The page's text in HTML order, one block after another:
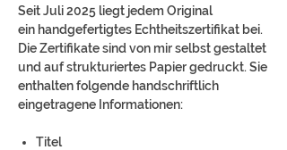
Seit Juli 2025 liegt jedem Original
ein handgefertigtes Echtheitszertifikat bei.
Die Zertifikate sind von mir selbst gestaltet
und auf strukturiertes Papier gedruckt. Sie
enthalten folgende handschriftlich
eingetragene Informationen:
Titel